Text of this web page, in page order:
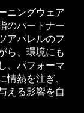
ニングウェア
のパートナー
アパレルのフ
ら、環境にも
、パフォーマ
情熱を注ぎ、
える影響を自